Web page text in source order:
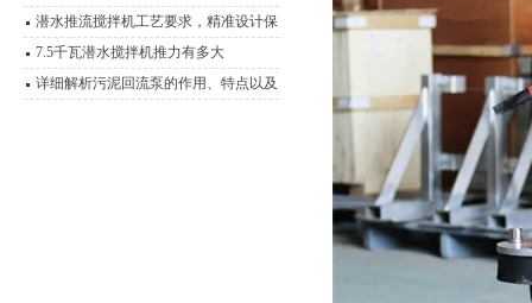
潜水推流搅拌机工艺要求，精准设计保
障水处理效能
7.5千瓦潜水搅拌机推力有多大
详细解析污泥回流泵的作用、特点以及